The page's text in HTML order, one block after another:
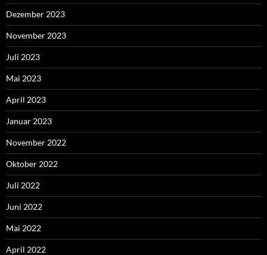
Dezember 2023
November 2023
Juli 2023
Mai 2023
April 2023
Januar 2023
November 2022
Oktober 2022
Juli 2022
Juni 2022
Mai 2022
April 2022